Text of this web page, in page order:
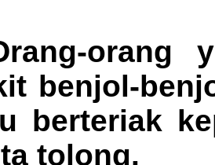
orang
benjol-
berteriak
tolong.